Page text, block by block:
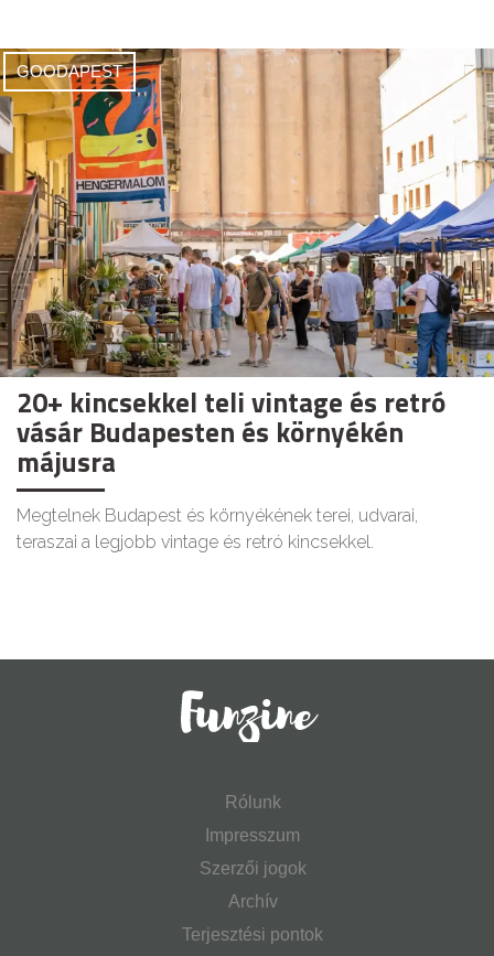
GOODAPEST
20+ kincsekkel teli vintage és retró
vásár Budapesten és környékén
májusra
Megtelnek Budapest és környékének terei, udvarai,
teraszai a legjobb vintage és retró kincsekkel.
Rólunk
Impresszum
Szerzői jogok
Archív
Terjesztési pontok